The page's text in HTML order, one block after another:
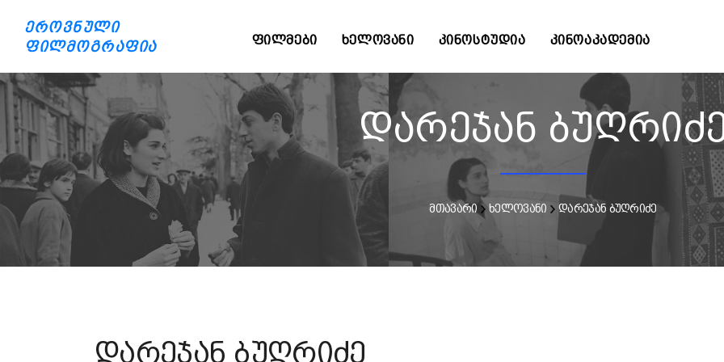
ეროვნული
ფილმოგრაფია
ᲤᲘᲚᲛᲔᲑᲘ ᲮᲔᲚᲝᲕᲐᲜᲘ ᲙᲘᲜᲝᲡᲢᲣᲓᲘᲐ ᲙᲘᲜᲝᲐᲙᲐᲓᲔᲛᲘᲐ
დარეჯან
მთავარი ხელოვანი დარეჯან ბუღრიძე
დარეჯან ბუღრიძე